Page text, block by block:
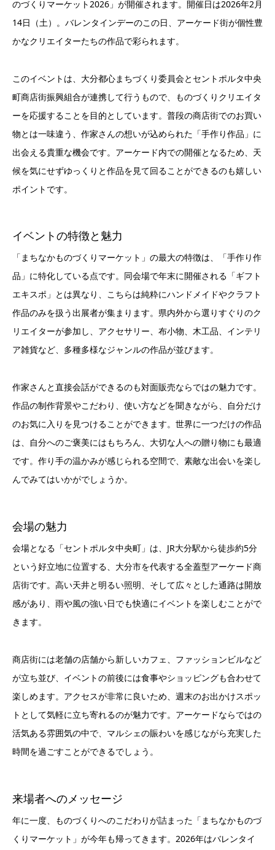
のづくりマーケット2026」が開催されます。開催日は2026年2月
14日（土）。バレンタインデーのこの日、アーケード街が個性豊
かなクリエイターたちの作品で彩られます。
このイベントは、大分都心まちづくり委員会とセントポルタ中央
町商店街振興組合が連携して行うもので、ものづくりクリエイタ
ーを応援することを目的としています。普段の商店街でのお買い
物とは一味違う、作家さんの想いが込められた「手作り作品」に
出会える貴重な機会です。アーケード内での開催となるため、天
候を気にせずゆっくりと作品を見て回ることができるのも嬉しい
ポイントです。
イベントの特徴と魅力
「まちなかものづくりマーケット」の最大の特徴は、「手作り作
品」に特化している点です。同会場で年末に開催される「ギフト
エキスポ」とは異なり、こちらは純粋にハンドメイドやクラフト
作品のみを扱う出展者が集まります。県内外から選りすぐりのク
リエイターが参加し、アクセサリー、布小物、木工品、インテリ
ア雑貨など、多種多様なジャンルの作品が並びます。
作家さんと直接会話ができるのも対面販売ならではの魅力です。
作品の制作背景やこだわり、使い方などを聞きながら、自分だけ
のお気に入りを見つけることができます。世界に一つだけの作品
は、自分へのご褒美にはもちろん、大切な人への贈り物にも最適
です。作り手の温かみが感じられる空間で、素敵な出会いを楽し
んでみてはいかがでしょうか。
会場の魅力
会場となる「セントポルタ中央町」は、JR大分駅から徒歩約5分
という好立地に位置する、大分市を代表する全蓋型アーケード商
店街です。高い天井と明るい照明、そして広々とした通路は開放
感があり、雨や風の強い日でも快適にイベントを楽しむことがで
きます。
商店街には老舗の店舗から新しいカフェ、ファッションビルなど
が立ち並び、イベントの前後には食事やショッピングも合わせて
楽しめます。アクセスが非常に良いため、週末のお出かけスポッ
トとして気軽に立ち寄れるのが魅力です。アーケードならではの
活気ある雰囲気の中で、マルシェの賑わいを感じながら充実した
時間を過ごすことができるでしょう。
来場者へのメッセージ
年に一度、ものづくりへのこだわりが詰まった「まちなかものづ
くりマーケット」が今年も帰ってきます。2026年はバレンタイ